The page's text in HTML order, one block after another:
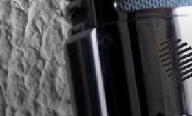
Skip
to
content